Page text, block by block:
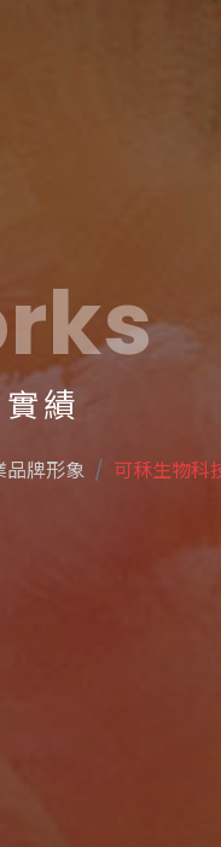
績
品牌形象 可秝生物科